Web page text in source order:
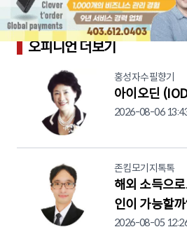
오피니언 더보기
홍성자수필향기
아이오딘
2026-08-06
존킴모기지톡톡
해외 소득으
인이 가능할
2026-08-05